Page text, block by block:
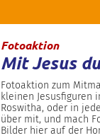
Fotoaktion:
Mit Jesus
Fotoaktion zum
kleinen Jesusfiguren
Roswitha, oder in
über mit, und mach
Bilder hier auf der